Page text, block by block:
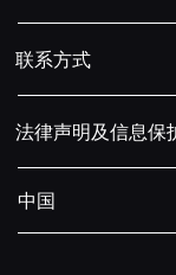
联系方式
法律声明及信息保
中国